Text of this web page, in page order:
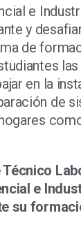
e
y
de
en la
de
e
su